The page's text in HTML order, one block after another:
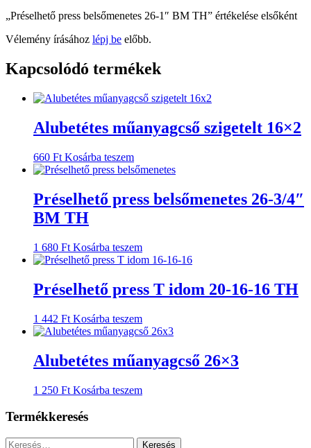
„Préselhető press belsőmenetes 26-1″ BM TH” értékelése elsőként
Vélemény írásához lépj be előbb.
Kapcsolódó termékek
Alubetétes műanyagcső szigetelt 16×2
660 Ft Kosárba teszem
Préselhető press belsőmenetes 26-3/4″
BM TH
1 680 Ft Kosárba teszem
Préselhető press T idom 20-16-16 TH
1 442 Ft Kosárba teszem
Alubetétes műanyagcső 26×3
1 250 Ft Kosárba teszem
Termékkeresés
Keresés: